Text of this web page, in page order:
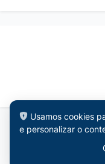
Usamos cookies
e personalizar o